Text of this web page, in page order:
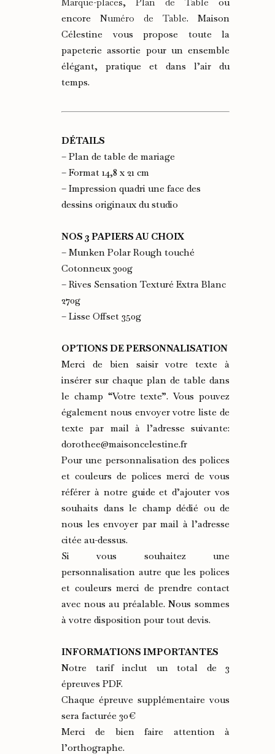
encore Numéro de Table. Maison
Célestine vous propose toute la
papeterie assortie pour un ensemble
élégant, pratique et dans l’air du
temps.
DÉTAILS
– Plan de table de mariage
– Format 14,8 x 21 cm
– Impression quadri une face des
dessins originaux du studio
NOS 3 PAPIERS AU CHOIX
– Munken Polar Rough touché
Cotonneux 300g
– Rives Sensation Texturé Extra Blanc
270g
– Lisse Offset 350g
OPTIONS DE PERSONNALISATION
Merci de bien saisir votre texte à
insérer sur chaque plan de table dans
le champ “Votre texte”. Vous pouvez
également nous envoyer votre liste de
texte par mail à l’adresse suivante:
dorothee@maisoncelestine.fr
Pour une personnalisation des polices
et couleurs de polices merci de vous
référer à notre guide et d’ajouter vos
souhaits dans le champ dédié ou de
nous les envoyer par mail à l’adresse
citée au-dessus.
Si vous souhaitez une
personnalisation autre que les polices
et couleurs merci de prendre contact
avec nous au préalable. Nous sommes
à votre disposition pour tout devis.
INFORMATIONS IMPORTANTES
Notre tarif inclut un total de 3
épreuves PDF.
Chaque épreuve supplémentaire vous
sera facturée 30€
Merci de bien faire attention à
l’orthographe.